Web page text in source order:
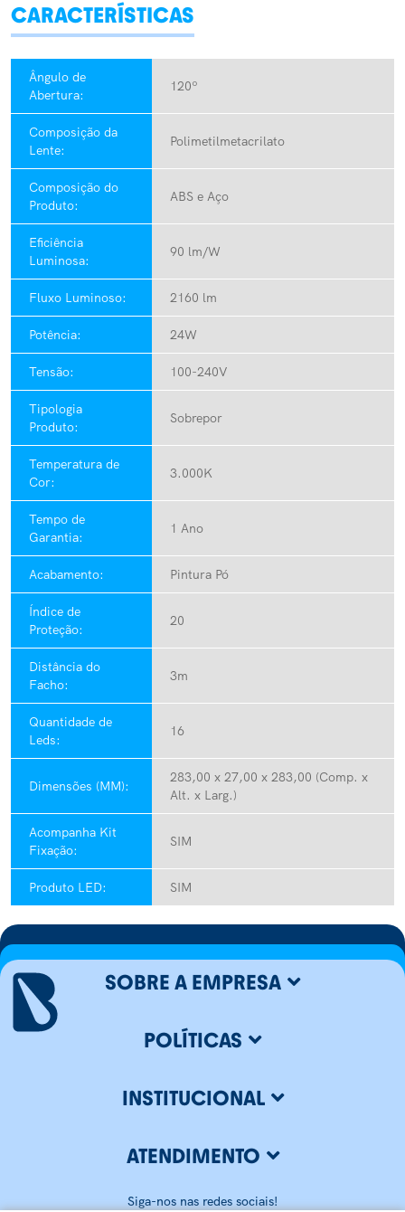
CARACTERÍSTICAS
Ângulo de
Abertura:
120º
Composição da
Lente:
Polimetilmetacrilato
Composição do
Produto:
ABS e Aço
Eficiência
Luminosa:
90 lm/W
Fluxo Luminoso: 2160 lm
Potência: 24W
Tensão: 100-240V
Tipologia
Produto:
Sobrepor
Temperatura de
Cor:
3.000K
Tempo de
Garantia:
1 Ano
Acabamento: Pintura Pó
Índice de
Proteção:
20
Distância do
Facho:
3m
Quantidade de
Leds:
16
Dimensões (MM):
283,00 x 27,00 x 283,00 (Comp. x
Alt. x Larg.)
Acompanha Kit
Fixação:
SIM
Produto LED: SIM
SOBRE A EMPRESA
POLÍTICAS
INSTITUCIONAL
ATENDIMENTO
Siga-nos nas redes sociais!